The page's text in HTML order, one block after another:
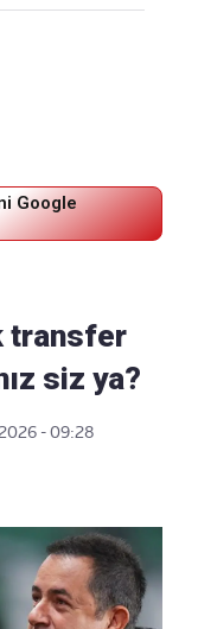
Google
transfer
siz ya?
- 09:28